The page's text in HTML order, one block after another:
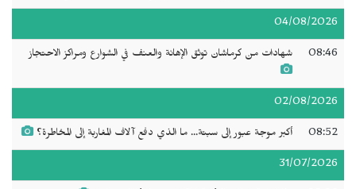
04/08/2026
08:46 شهادات من كرماشان توثق الإهانة والعنف في الشوارع ومراكز الاحتجاز
02/08/2026
08:52 أكبر موجة عبور إلى سبتة... ما الذي دفع آلاف المغاربة إلى المخاطرة؟
31/07/2026